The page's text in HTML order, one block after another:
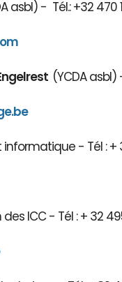
asbl) - Tél.: +32 470
(YCDA asbl)
informatique - Tél : +
ICC - Tél : + 32